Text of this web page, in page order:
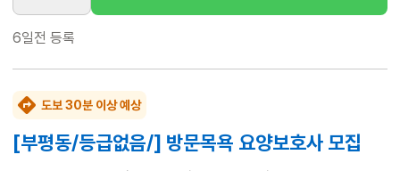
6일전 등록
도보 30분 이상 예상
[부평동/등급없음/] 방문목욕 요양보호사 모집